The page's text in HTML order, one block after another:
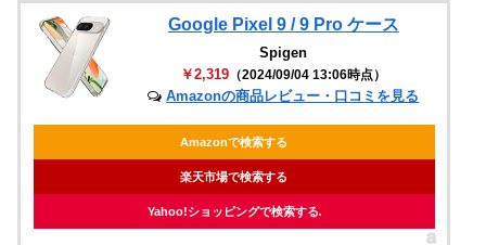
Google Pixel 9 / 9 Pro ケース
Spigen
￥2,319 （2024/09/04 13:06時点）
Amazonの商品レビュー・口コミを見る
Amazonで検索する
楽天市場で検索する
Yahoo!ショッピングで検索する